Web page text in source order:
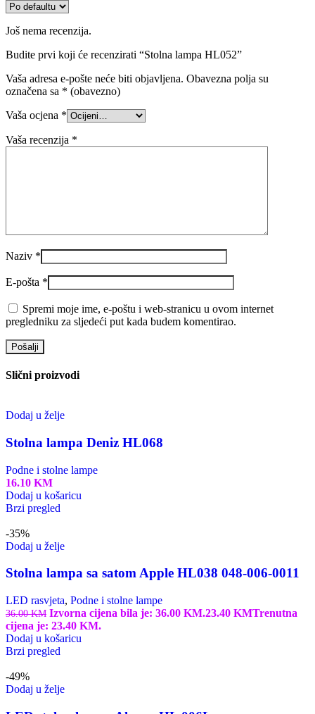
Još nema recenzija.
Budite prvi koji će recenzirati “Stolna lampa HL052”
Vaša adresa e-pošte neće biti objavljena. Obavezna polja su
označena sa * (obavezno)
Vaša ocjena *
Vaša recenzija *
Naziv *
E-pošta *
Spremi moje ime, e-poštu i web-stranicu u ovom internet
pregledniku za sljedeći put kada budem komentirao.
Slični proizvodi
Dodaj u želje
Stolna lampa Deniz HL068
Podne i stolne lampe
16.10 KM
Dodaj u košaricu
Brzi pregled
-35%
Dodaj u želje
Stolna lampa sa satom Apple HL038 048-006-0011
LED rasvjeta, Podne i stolne lampe
36.00KM Izvorna cijena bila je: 36.00 KM.23.40 KMTrenutna
cijena je: 23.40 KM.
Dodaj u košaricu
Brzi pregled
-49%
Dodaj u želje